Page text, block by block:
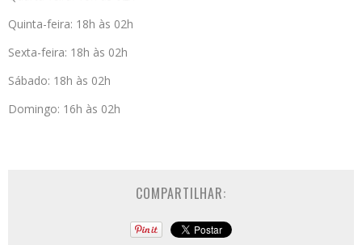
Quinta-feira: 18h às 02h
Sexta-feira: 18h às 02h
Sábado: 18h às 02h
Domingo: 16h às 02h
COMPARTILHAR: